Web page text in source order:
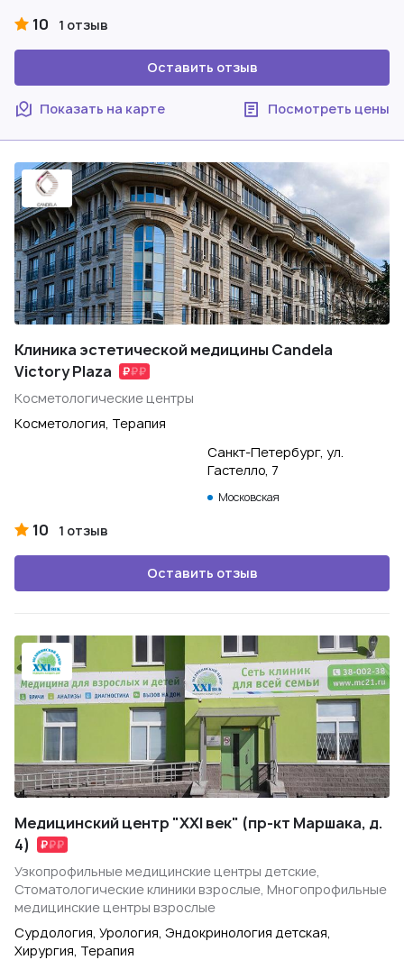
10 1 отзыв
Оставить отзыв
Показать на карте Посмотреть цены
Клиника эстетической медицины Candela
Victory Plaza
Косметологические центры
Косметология, Терапия
Санкт-Петербург, ул.
Гастелло, 7
Московская
10 1 отзыв
Оставить отзыв
Медицинский центр "XXI век" (пр-кт Маршака, д.
4)
Узкопрофильные медицинские центры детские,
Стоматологические клиники взрослые, Многопрофильные
медицинские центры взрослые
Сурдология, Урология, Эндокринология детская,
Хирургия, Терапия